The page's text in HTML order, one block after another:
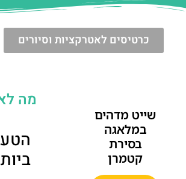
כרטיסים לאטרקציות וסיורים
שייט מדהים
במלאגה
בסירת
קטמרן
מה